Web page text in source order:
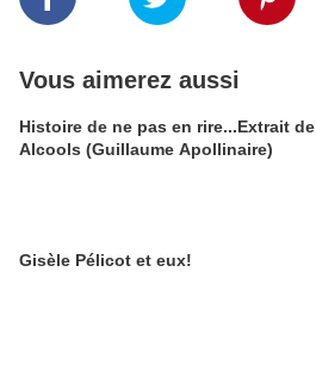
Vous aimerez aussi
Histoire de ne pas en rire...Extrait de
Alcools (Guillaume Apollinaire)
Gisèle Pélicot et eux!